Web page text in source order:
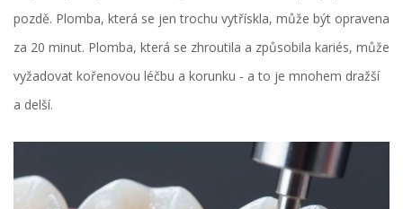
pozdě. Plomba, která se jen trochu vytřískla, může být opravena
za 20 minut. Plomba, která se zhroutila a způsobila kariés, může
vyžadovat kořenovou léčbu a korunku - a to je mnohem dražší
a delší.